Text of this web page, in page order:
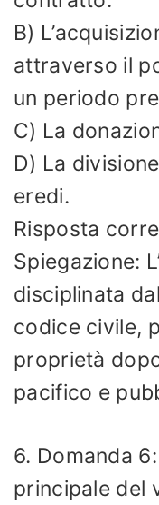
B)
attraverso il
un periodo
C) La
D) La
eredi.
Risposta
Spiegazione:
disciplinata
codice civile,
proprietà
pacifico e
6. Domanda
principale del